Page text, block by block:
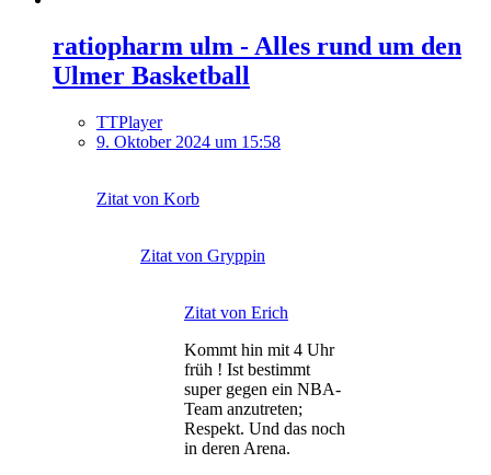
ratiopharm ulm - Alles rund um den
Ulmer Basketball
TTPlayer
9. Oktober 2024 um 15:58
Zitat von Korb
Zitat von Gryppin
Zitat von Erich
Kommt hin mit 4 Uhr
früh ! Ist bestimmt
super gegen ein NBA-
Team anzutreten;
Respekt. Und das noch
in deren Arena.